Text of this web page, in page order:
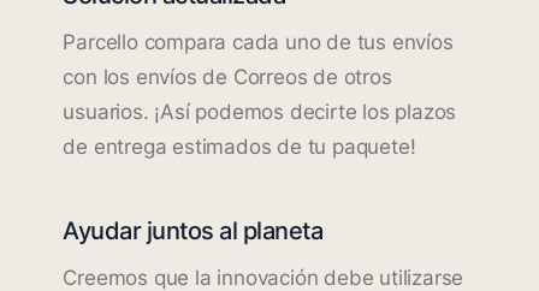
Parcello compara cada uno de tus envíos
con los envíos de Correos de otros
usuarios. ¡Así podemos decirte los plazos
de entrega estimados de tu paquete!
Ayudar juntos al planeta
Creemos que la innovación debe utilizarse